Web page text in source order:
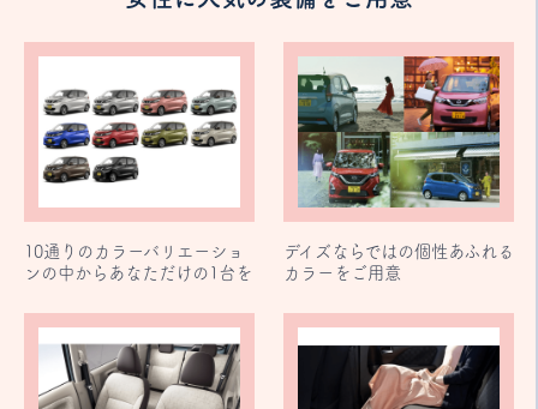
10通りのカラーバリエーショ
ンの中からあなただけの1台を
デイズならではの個性あふれる
カラーをご用意